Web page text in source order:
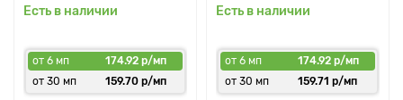
Есть в наличии
от 6 мп
174.92 р/мп
от 30 мп
159.70 р/мп
Есть в наличии
от 6 мп
174.92 р/мп
от 30 мп
159.71 р/мп